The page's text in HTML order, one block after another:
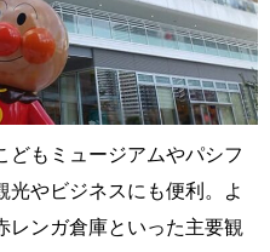
どもミュージアムやパシフ
光やビジネスにも便利。よ
レンガ倉庫といった主要観